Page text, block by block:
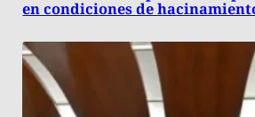
en condiciones de